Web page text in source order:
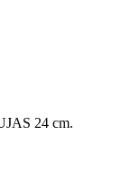
24 cm.